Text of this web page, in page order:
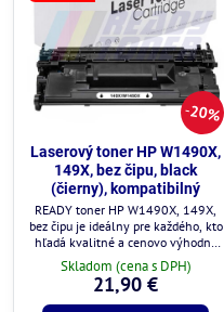
20%
Laserový toner HP W1490X,
149X, bez čipu, black
(čierny), kompatibilný
READY toner HP W1490X, 149X,
bez čipu je ideálny pre každého, kto
hľadá kvalitné a cenovo výhodné
riešenie.
Skladom (cena s DPH)
21,90 €